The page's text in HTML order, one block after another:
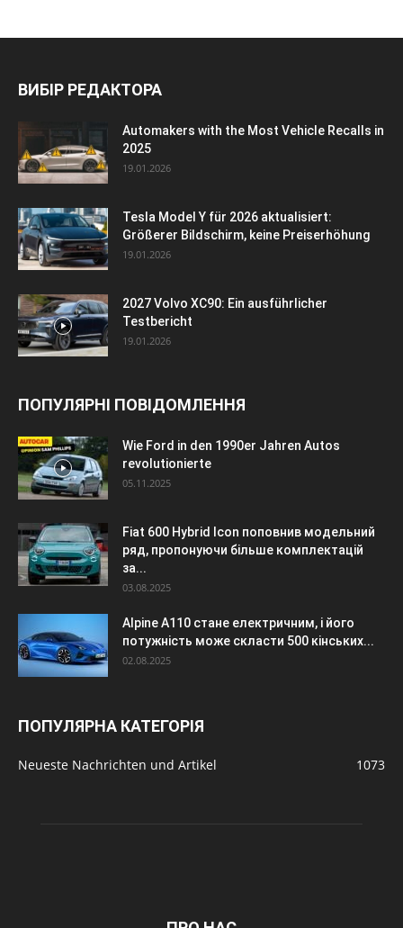
ВИБІР РЕДАКТОРА
Automakers with the Most Vehicle Recalls in
2025
19.01.2026
Tesla Model Y für 2026 aktualisiert:
Größerer Bildschirm, keine Preiserhöhung
19.01.2026
2027 Volvo XC90: Ein ausführlicher
Testbericht
19.01.2026
ПОПУЛЯРНІ ПОВІДОМЛЕННЯ
Wie Ford in den 1990er Jahren Autos
revolutionierte
05.11.2025
Fiat 600 Hybrid Icon поповнив модельний
ряд, пропонуючи більше комплектацій
за...
03.08.2025
Alpine A110 стане електричним, і його
потужність може скласти 500 кінських...
02.08.2025
ПОПУЛЯРНА КАТЕГОРІЯ
Neueste Nachrichten und Artikel 1073